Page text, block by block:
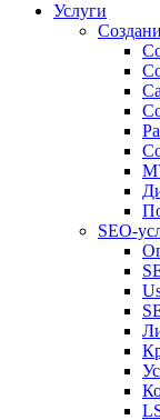
Услуги
SEO-